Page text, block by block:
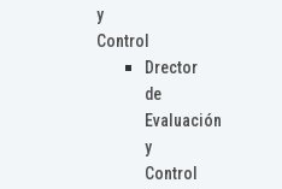
y
Control
Drector
de
Evaluación
y
Control